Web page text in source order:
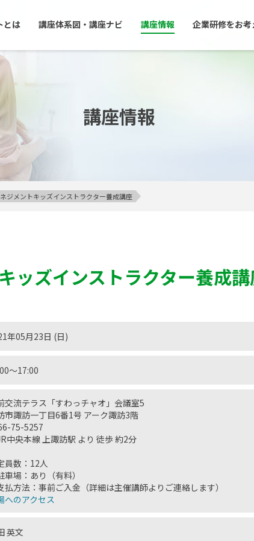
とは 講座体系図・講座ナビ 講座情報 企業研修をお
講座情報
ジメントキッズインストラクター養成講座
ッズインストラクター養成
年05月23日 (日)
〜17:00
交流テラス「すわっチャオ」会議室5
市諏訪一丁目6番1号 アーク諏訪3階
75-5257
中央本線 上諏訪駅 より 徒歩 約2分
員数：12人
場：あり（有料）
方法：事前ご入金（詳細は主催講師よりご連絡します）
へのアクセス
英文